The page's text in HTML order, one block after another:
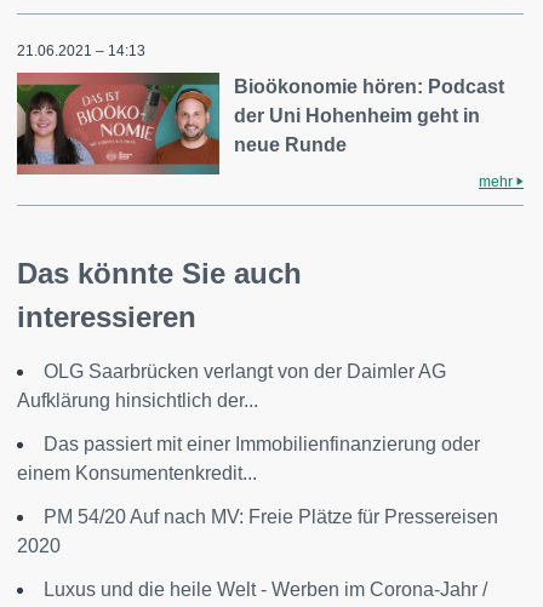
21.06.2021 – 14:13
Bioökonomie hören: Podcast
der Uni Hohenheim geht in
neue Runde
mehr
Das könnte Sie auch
interessieren
OLG Saarbrücken verlangt von der Daimler AG
Aufklärung hinsichtlich der...
Das passiert mit einer Immobilienfinanzierung oder
einem Konsumentenkredit...
PM 54/20 Auf nach MV: Freie Plätze für Pressereisen
2020
Luxus und die heile Welt - Werben im Corona-Jahr /